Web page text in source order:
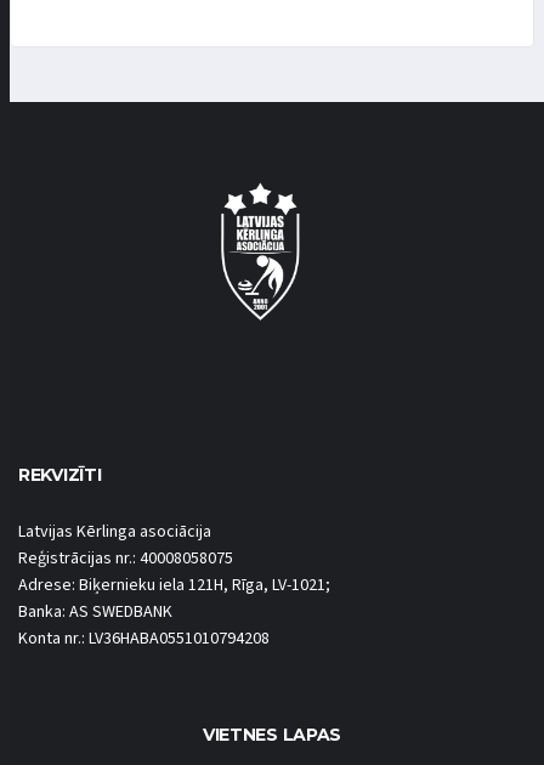
REKVIZĪTI
Latvijas Kērlinga asociācija
Reģistrācijas nr.: 40008058075
Adrese: Biķernieku iela 121H, Rīga, LV-1021;
Banka: AS SWEDBANK
Konta nr.: LV36HABA0551010794208
VIETNES LAPAS